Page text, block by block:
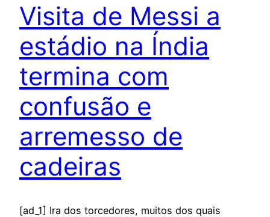
Visita de Messi a
estádio na Índia
termina com
confusão e
arremesso de
cadeiras
[ad_1] Ira dos torcedores, muitos dos quais